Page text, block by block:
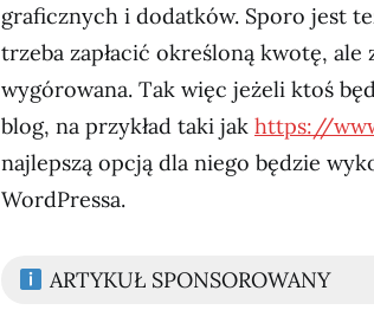
graficznych i dodatków. Sporo jest
trzeba zapłacić określoną kwotę, ale
wygórowana. Tak więc jeżeli ktoś
blog, na przykład taki jak https://
najlepszą opcją dla niego będzie
WordPressa.
ARTYKUŁ SPONSOROWANY